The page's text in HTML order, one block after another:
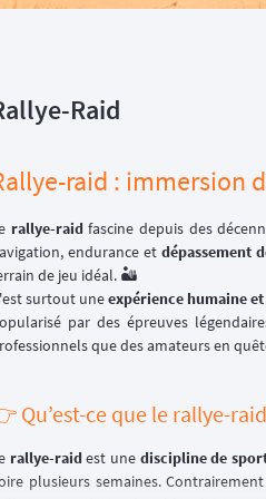
Raid
raid : immersion
rallye-raid fascine depuis des
endurance etdépassement
de jeu idéal. 🏜️
surtout uneexpérience humaine
par des épreuves
que des amateurs en
Qu’est-ce que le rallye-
rallye-raid est une discipline de
plusieurs semaines.